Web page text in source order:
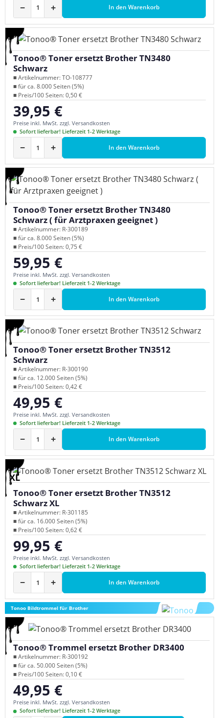
− + In den Warenkorb
Tonoo® Toner ersetzt Brother TN3480
Schwarz
■ Artikelnummer: TO-108777
■ für ca. 8.000 Seiten (5%)
■ Preis/100 Seiten: 0,50 €
Regulärer Preis:
39,95 €
Preise inkl. MwSt. zzgl. Versandkosten
Sofort lieferbar! Lieferzeit 1-2 Werktage
− + In den Warenkorb
Tonoo® Toner ersetzt Brother TN3480
Schwarz ( für Arztpraxen geeignet )
■ Artikelnummer: R-300189
■ für ca. 8.000 Seiten (5%)
■ Preis/100 Seiten: 0,75 €
Regulärer Preis:
59,95 €
Preise inkl. MwSt. zzgl. Versandkosten
Sofort lieferbar! Lieferzeit 1-2 Werktage
− + In den Warenkorb
Tonoo® Toner ersetzt Brother TN3512
Schwarz
■ Artikelnummer: R-300190
■ für ca. 12.000 Seiten (5%)
■ Preis/100 Seiten: 0,42 €
Regulärer Preis:
49,95 €
Preise inkl. MwSt. zzgl. Versandkosten
Sofort lieferbar! Lieferzeit 1-2 Werktage
− + In den Warenkorb
XL
Tonoo® Toner ersetzt Brother TN3512
Schwarz XL
■ Artikelnummer: R-301185
■ für ca. 16.000 Seiten (5%)
■ Preis/100 Seiten: 0,62 €
Regulärer Preis:
99,95 €
Preise inkl. MwSt. zzgl. Versandkosten
Sofort lieferbar! Lieferzeit 1-2 Werktage
− + In den Warenkorb
Tonoo Bildtrommel für Brother
Tonoo® Trommel ersetzt Brother DR3400
■ Artikelnummer: R-300192
■ für ca. 50.000 Seiten (5%)
■ Preis/100 Seiten: 0,10 €
Regulärer Preis:
49,95 €
Preise inkl. MwSt. zzgl. Versandkosten
Sofort lieferbar! Lieferzeit 1-2 Werktage